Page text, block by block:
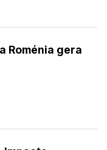
Roménia gera